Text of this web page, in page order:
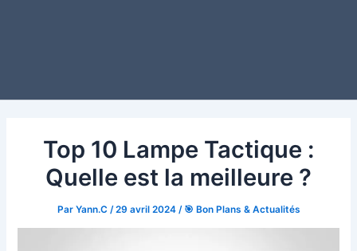
Top 10 Lampe Tactique :
Quelle est la meilleure ?
Par Yann.C /29 avril 2024 / 🎯 Bon Plans & Actualités